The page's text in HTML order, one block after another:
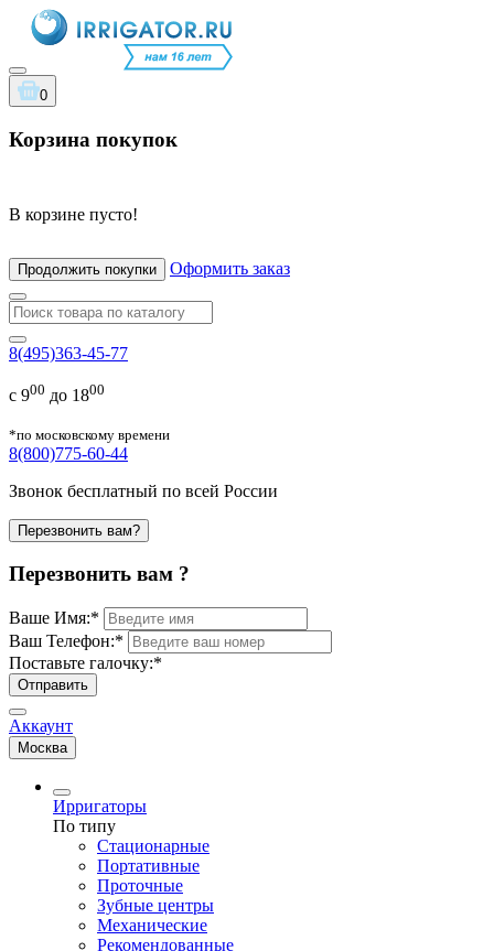
0
Корзина покупок
В корзине пусто!
Продолжить покупки Оформить заказ
8(495)363-45-77
с 900 до 1800
*по московскому времени
8(800)775-60-44
Звонок бесплатный по всей России
Перезвонить вам?
Перезвонить вам ?
Ваше Имя:*
Ваш Телефон:*
Поставьте галочку:*
Отправить
Аккаунт
Москва
Ирригаторы
По типу
Стационарные
Портативные
Проточные
Зубные центры
Механические
Рекомендованные